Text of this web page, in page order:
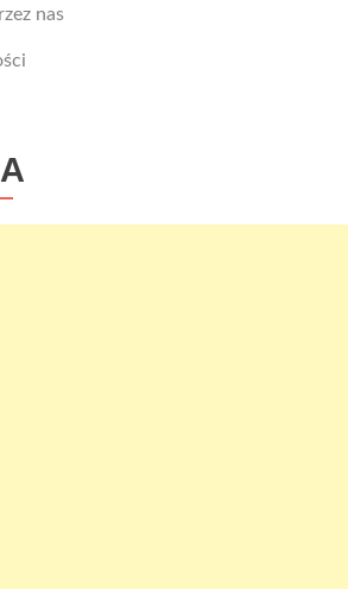
nas